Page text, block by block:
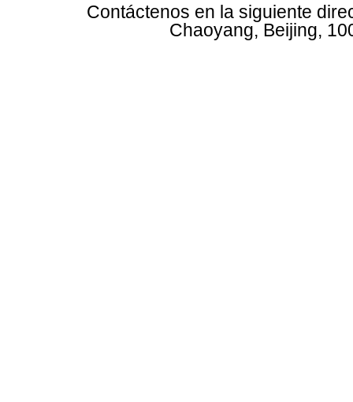
Contáctenos en la siguiente
Chaoyang, Beijing,